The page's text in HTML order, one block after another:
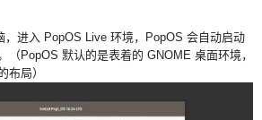
，进入 PopOS Live 环境，PopOS 会自动启动
（PopOS 默认的是表着的 GNOME 桌面环境，
布局）